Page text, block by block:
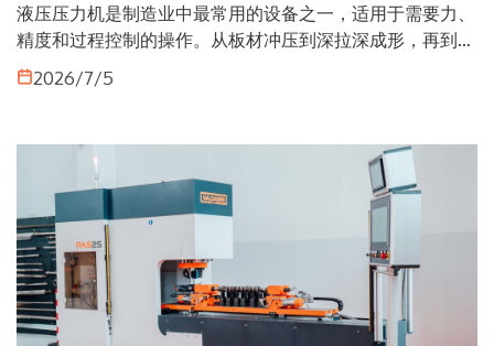
液压压力机是制造业中最常用的设备之一，适用于需要力、
精度和过程控制的操作。从板材冲压到深拉深成形，再到面
向汽车、航空航天和压力容器等领域的零部件生产，这些解
决方案是确保质量、可重复性和生产效率的关键要素。
2026/7/5